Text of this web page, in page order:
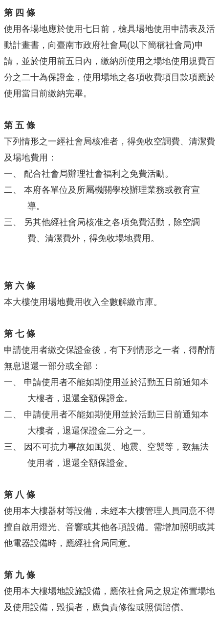
第 四 條
使用各場地應於使用七日前，檢具場地使用申請表及活
動計畫書，向臺南市政府社會局(以下簡稱社會局)申
請，並於使用前五日內，繳納所使用之場地使用規費百
分之二十為保證金，使用場地之各項收費項目款項應於
使用當日前繳納完畢。
第 五 條
下列情形之一經社會局核准者，得免收空調費、清潔費
及場地費用：
一、 配合社會局辦理社會福利之免費活動。
二、 本府各單位及所屬機關學校辦理業務或教育宣
導。
三、 另其他經社會局核准之各項免費活動，除空調
費、清潔費外，得免收場地費用。
第 六 條
本大樓使用場地費用收入全數解繳市庫。
第 七 條
申請使用者繳交保證金後，有下列情形之一者，得酌情
無息退還一部分或全部：
一、 申請使用者不能如期使用並於活動五日前通知本
大樓者，退還全額保證金。
二、 申請使用者不能如期使用並於活動三日前通知本
大樓者，退還保證金二分之一。
三、
因不可抗力事故如風災、地震、空襲等，致無法
使用者，退還全額保證金。
第 八 條
使用本大樓器材等設備，未經本大樓管理人員同意不得
擅自啟用燈光、音響或其他各項設備。需增加照明或其
他電器設備時，應經社會局同意。
第 九 條
使用本大樓場地設施設備，應依社會局之規定佈置場地
及使用設備，毀損者，應負責修復或照價賠償。